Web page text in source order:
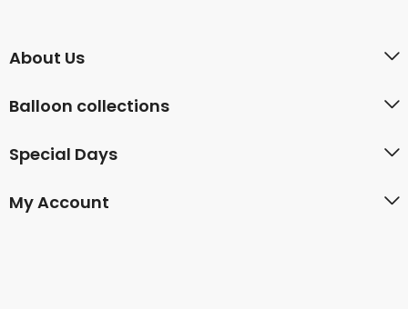
About Us
Balloon collections
Special Days
My Account